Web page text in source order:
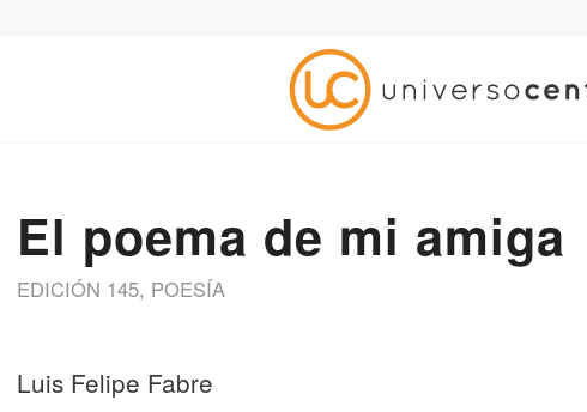
El poema de mi amiga
EDICIÓN 145, POESÍA
Luis Felipe Fabre